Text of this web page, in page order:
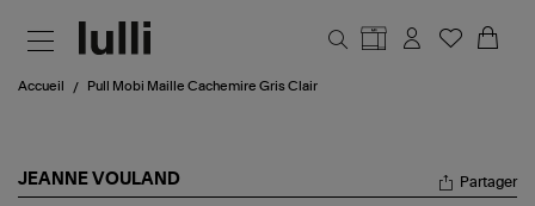
Accueil Pull Mobi Maille Cachemire Gris Clair
JEANNE VOULAND Partager